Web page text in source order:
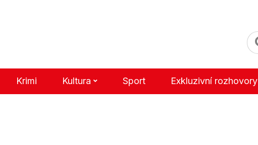
Krimi Kultura Sport Exkluzivní rozhovory